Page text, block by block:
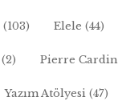
(103) Elele (44)
(2) Pierre Cardin
Yazım Atölyesi (47)